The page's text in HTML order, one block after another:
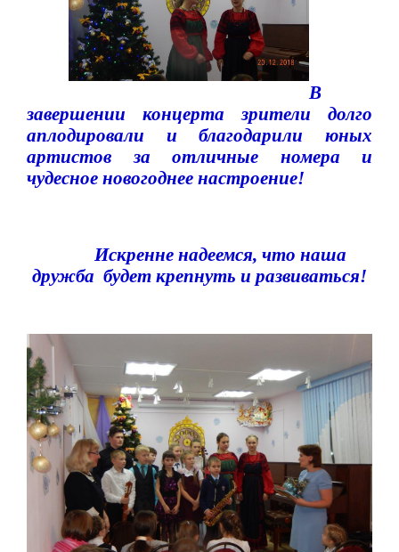
В
завершении концерта зрители долго
аплодировали и благодарили юных
артистов за отличные номера и
чудесное новогоднее настроение!
Искренне надеемся, что наша
дружба будет крепнуть и развиваться!